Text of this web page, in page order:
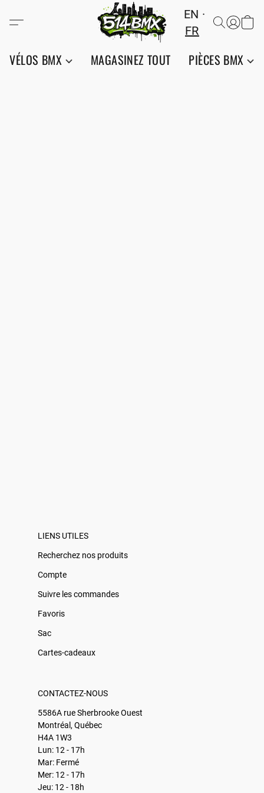
EN
FR
VÉLOS BMX MAGASINEZ TOUT PIÈCES BMX
LIENS UTILES
Recherchez nos produits
Compte
Suivre les commandes
Favoris
Sac
Cartes-cadeaux
CONTACTEZ-NOUS
5586A rue Sherbrooke Ouest
Montréal, Québec
H4A 1W3
Lun: 12 - 17h
Mar: Fermé
Mer: 12 - 17h
Jeu: 12 - 18h